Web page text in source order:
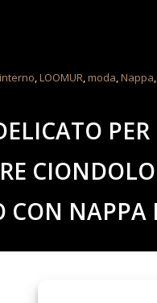
,LOOMUR,moda,Nappa
PER
CON NAPPA